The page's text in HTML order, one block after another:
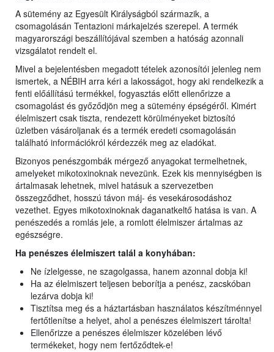
A sütemény az Egyesült Királyságból származik, a
csomagolásán Tentazioni márkajelzés szerepel. A termék
magyarországi beszállítójával szemben a hatóság azonnali
vizsgálatot rendelt el.
Mivel a bejelentésben megadott tételek azonosítói jelenleg nem
ismertek, a NÉBIH arra kéri a lakosságot, hogy aki rendelkezik a
fenti előállítású termékkel, fogyasztás előtt ellenőrizze a
csomagolást és győződjön meg a sütemény épségéről. Kimért
élelmiszert csak tiszta, rendezett körülményeket biztosító
üzletben vásároljanak és a termék eredeti csomagolásán
található információkról kérdezzék meg az eladókat.
Bizonyos penészgombák mérgező anyagokat termelhetnek,
amelyeket mikotoxinoknak nevezünk. Ezek kis mennyiségben is
ártalmasak lehetnek, mivel hatásuk a szervezetben
összegződhet, hosszú távon máj- és vesekárosodáshoz
vezethet. Egyes mikotoxinoknak daganatkeltő hatása is van. A
penészedés a romlás jele, a romlott élelmiszer ártalmas az
egészségre.
Ha penészes élelmiszert talál a konyhában:
Ne ízlelgesse, ne szagolgassa, hanem azonnal dobja ki!
Ha az élelmiszert teljesen beborítja a penész, zacskóban
lezárva dobja ki!
Tisztítsa meg és a háztartásban használatos készítménnyel
fertőtlenítse a helyet, ahol a penészes élelmiszert tárolta!
Ellenőrizze a penészes élelmiszer közelében lévő
termékeket, hogy nem fertőződtek-e!